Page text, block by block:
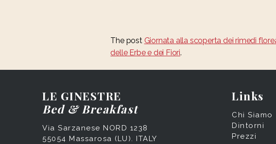
The post Giornata alla scoperta dei rimedi
delle Erbe e dei Fiori.
LE GINESTRE
Bed & Breakfast
Via Sarzanese NORD 1238
55054 Massarosa (LU). ITALY
Links
Chi Siamo
Dintorni
Prezzi